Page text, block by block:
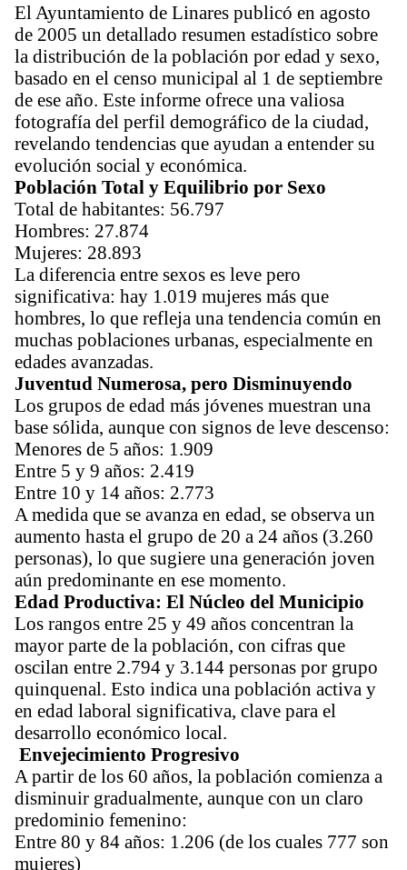
El Ayuntamiento de Linares publicó en agosto
de 2005 un detallado resumen estadístico sobre
la distribución de la población por edad y sexo,
basado en el censo municipal al 1 de septiembre
de ese año. Este informe ofrece una valiosa
fotografía del perfil demográfico de la ciudad,
revelando tendencias que ayudan a entender su
evolución social y económica.
Población Total y Equilibrio por Sexo
Total de habitantes: 56.797
Hombres: 27.874
Mujeres: 28.893
La diferencia entre sexos es leve pero
significativa: hay 1.019 mujeres más que
hombres, lo que refleja una tendencia común en
muchas poblaciones urbanas, especialmente en
edades avanzadas.
Juventud Numerosa, pero Disminuyendo
Los grupos de edad más jóvenes muestran una
base sólida, aunque con signos de leve descenso:
Menores de 5 años: 1.909
Entre 5 y 9 años: 2.419
Entre 10 y 14 años: 2.773
A medida que se avanza en edad, se observa un
aumento hasta el grupo de 20 a 24 años (3.260
personas), lo que sugiere una generación joven
aún predominante en ese momento.
Edad Productiva: El Núcleo del Municipio
Los rangos entre 25 y 49 años concentran la
mayor parte de la población, con cifras que
oscilan entre 2.794 y 3.144 personas por grupo
quinquenal. Esto indica una población activa y
en edad laboral significativa, clave para el
desarrollo económico local.
Envejecimiento Progresivo
A partir de los 60 años, la población comienza a
disminuir gradualmente, aunque con un claro
predominio femenino:
Entre 80 y 84 años: 1.206 (de los cuales 777 son
mujeres)